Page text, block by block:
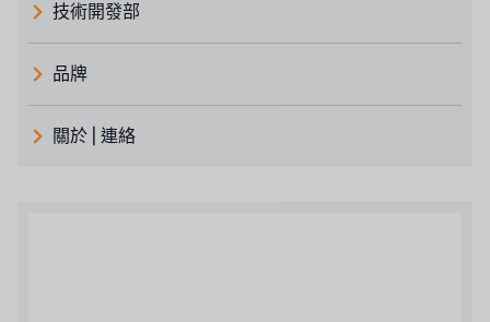
技術開發部
品牌
義大利 ATLAS
關於 | 連絡